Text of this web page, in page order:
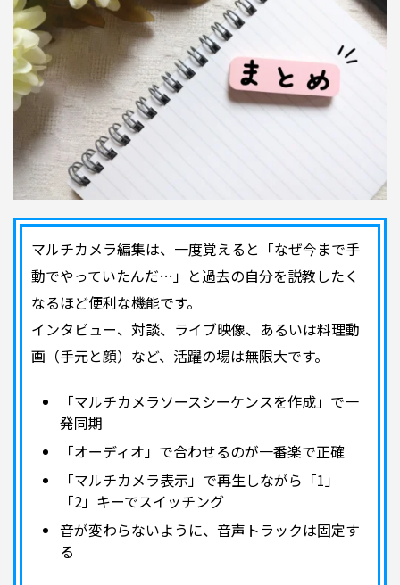
マルチカメラ編集は、一度覚えると「なぜ今まで手
動でやっていたんだ…」と過去の自分を説教したく
なるほど便利な機能です。
インタビュー、対談、ライブ映像、あるいは料理動
画（手元と顔）など、活躍の場は無限大です。
「マルチカメラソースシーケンスを作成」で一
発同期
「オーディオ」で合わせるのが一番楽で正確
「マルチカメラ表示」で再生しながら「1」
「2」キーでスイッチング
音が変わらないように、音声トラックは固定す
る